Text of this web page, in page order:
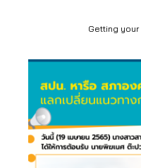
Getting your